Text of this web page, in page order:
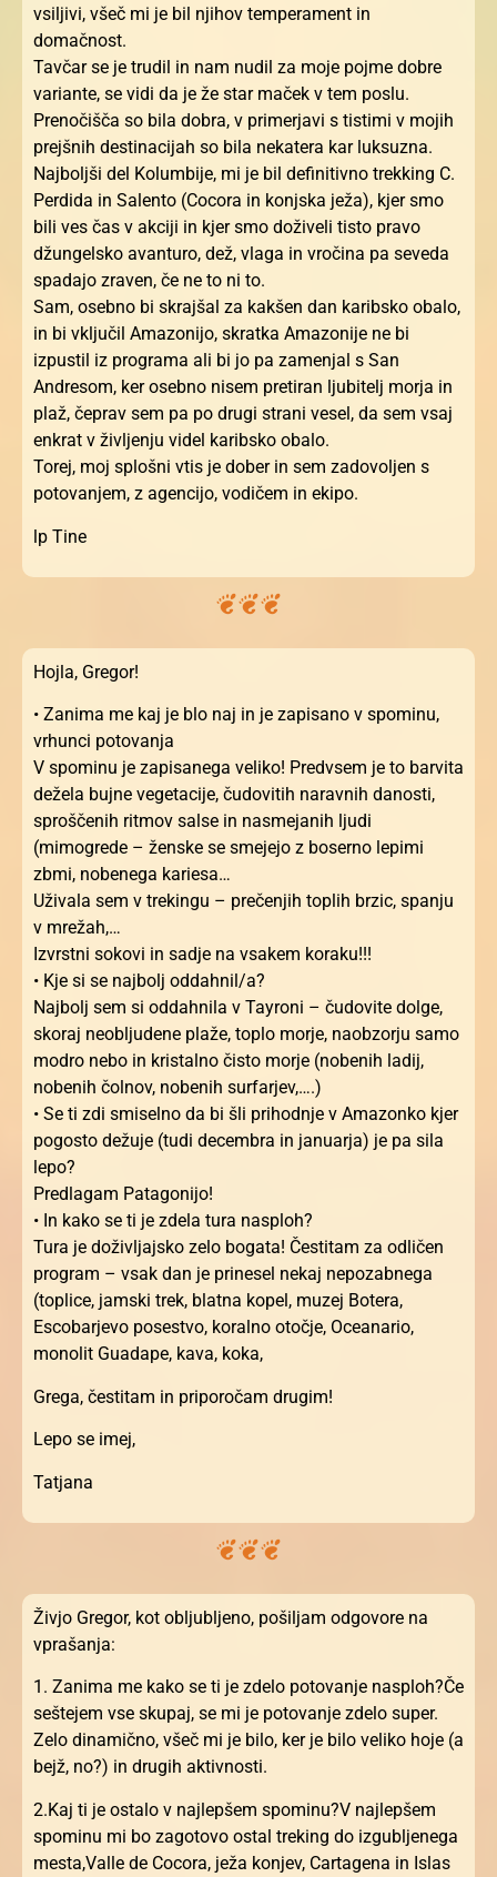
vsiljivi, všeč mi je bil njihov temperament in
domačnost.
Tavčar se je trudil in nam nudil za moje pojme dobre
variante, se vidi da je že star maček v tem poslu.
Prenočišča so bila dobra, v primerjavi s tistimi v mojih
prejšnih destinacijah so bila nekatera kar luksuzna.
Najboljši del Kolumbije, mi je bil definitivno trekking C.
Perdida in Salento (Cocora in konjska ježa), kjer smo
bili ves čas v akciji in kjer smo doživeli tisto pravo
džungelsko avanturo, dež, vlaga in vročina pa seveda
spadajo zraven, če ne to ni to.
Sam, osebno bi skrajšal za kakšen dan karibsko obalo,
in bi vključil Amazonijo, skratka Amazonije ne bi
izpustil iz programa ali bi jo pa zamenjal s San
Andresom, ker osebno nisem pretiran ljubitelj morja in
plaž, čeprav sem pa po drugi strani vesel, da sem vsaj
enkrat v življenju videl karibsko obalo.
Torej, moj splošni vtis je dober in sem zadovoljen s
potovanjem, z agencijo, vodičem in ekipo.
lp Tine
Hojla, Gregor!
• Zanima me kaj je blo naj in je zapisano v spominu,
vrhunci potovanja
V spominu je zapisanega veliko! Predvsem je to barvita
dežela bujne vegetacije, čudovitih naravnih danosti,
sproščenih ritmov salse in nasmejanih ljudi
(mimogrede – ženske se smejejo z boserno lepimi
zbmi, nobenega kariesa…
Uživala sem v trekingu – prečenjih toplih brzic, spanju
v mrežah,…
Izvrstni sokovi in sadje na vsakem koraku!!!
• Kje si se najbolj oddahnil/a?
Najbolj sem si oddahnila v Tayroni – čudovite dolge,
skoraj neobljudene plaže, toplo morje, naobzorju samo
modro nebo in kristalno čisto morje (nobenih ladij,
nobenih čolnov, nobenih surfarjev,….)
• Se ti zdi smiselno da bi šli prihodnje v Amazonko kjer
pogosto dežuje (tudi decembra in januarja) je pa sila
lepo?
Predlagam Patagonijo!
• In kako se ti je zdela tura nasploh?
Tura je doživljajsko zelo bogata! Čestitam za odličen
program – vsak dan je prinesel nekaj nepozabnega
(toplice, jamski trek, blatna kopel, muzej Botera,
Escobarjevo posestvo, koralno otočje, Oceanario,
monolit Guadape, kava, koka,
Grega, čestitam in priporočam drugim!
Lepo se imej,
Tatjana
Živjo Gregor, kot obljubljeno, pošiljam odgovore na
vprašanja:
1. Zanima me kako se ti je zdelo potovanje nasploh?Če
seštejem vse skupaj, se mi je potovanje zdelo super.
Zelo dinamično, všeč mi je bilo, ker je bilo veliko hoje (a
bejž, no?) in drugih aktivnosti.
2.Kaj ti je ostalo v najlepšem spominu?V najlepšem
spominu mi bo zagotovo ostal treking do izgubljenega
mesta,Valle de Cocora, ježa konjev, Cartagena in Islas